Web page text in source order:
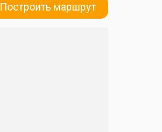
Построить маршрут